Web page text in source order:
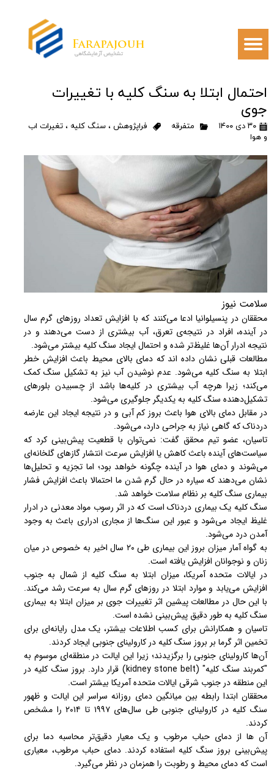
احتمال ابتلا به سنگ کلیه با تغییرات
جوی
۳۰ دی ۱۴۰۰ متفرقه فراپژوهش ،سنگ کلیه ،تغیرات اب
و هوا
سلامت نیوز
محققان در پنسیلوانیا ادعا می‌کنند که با افزایش تعداد روزهای گرم سال
در آینده، افراد در نتیجه‌ی تعرق، آب بیشتری از دست می‌دهند و در
نتیجه ادرار آن‌ها غلیظ‌تر شده و احتمال ایجاد سنگ کلیه بیشتر می‌شود.
مطالعات قبلی نشان داده اند که دمای بالای محیط باعث افزایش خطر
ابتلا به سنگ کلیه می‌شود. عدم نوشیدن آب نیز به تشکیل سنگ کمک
می‌کند؛ زیرا هرچه آب بیشتری در کلیه‌ها باشد از چسبیدن بلورهای
تشکیل‌دهنده سنگ کلیه به یکدیگر جلوگیری می‌شود.
در مقابل دمای بالای هوا باعث بروز کم آبی و در نتیجه ایجاد این عارضه
دردناک که گاهی نیاز به جراحی دارد، می‌شود.
تاسیان، عضو تیم محقق گفت: نمی‌توان با قطعیت پیش‌بینی کرد که
سیاست‌های آینده باعث کاهش یا افزایش سرعت انتشار گازهای گلخانه‌ای
می‌شوند و دمای هوا در آینده چگونه خواهد بود؛ اما تجزیه و تحلیل‌ها
نشان می‌دهند که سیاره در حال گرم شدن ما احتمالا باعث افزایش فشار
بیماری سنگ کلیه بر نظام سلامت خواهد شد.
سنگ کلیه یک بیماری دردناک است که در اثر رسوب مواد معدنی در ادرار
غلیظ ایجاد می‌شود و عبور این سنگ‌ها از مجاری ادراری باعث به وجود
آمدن درد می‌شود.
به گواه آمار میزان بروز این بیماری طی ۲۰ سال اخیر به خصوص در میان
زنان و نوجوانان افزایش یافته است.
در ایالات متحده آمریکا، میزان ابتلا به سنگ کلیه از شمال به جنوب
افزایش می‌یابد و موارد ابتلا در روزهای گرم سال به سرعت رشد می‌کند.
با این حال در مطالعات پیشین اثر تغییرات جوی بر میزان ابتلا به بیماری
سنگ کلیه به طور دقیق پیش‌بینی نشده است.
تاسیان و همکارانش برای کسب اطلاعات بیشتر، یک مدل رایانه‌ای برای
تخمین اثر گرما بر بروز سنگ کلیه در کارولینای جنوبی ایجاد کردند.
آن‌ها کارولینای جنوبی را برگزیدند؛ زیرا این ایالت در منطقه‌ای موسوم به
"کمربند سنگ کلیه" (kidney stone belt) قرار دارد. بروز سنگ کلیه در
این منطقه در جنوب شرقی ایالات متحده آمریکا بیشتر است.
محققان ابتدا رابطه بین میانگین دمای روزانه سراسر این ایالت و ظهور
سنگ کلیه در کارولینای جنوبی طی سال‌های ۱۹۹۷ تا ۲۰۱۴ را مشخص
کردند.
آن ها از دمای حباب مرطوب و یک معیار دقیق‌تر محاسبه دما برای
پیش‌بینی بروز سنگ کلیه استفاده کردند. دمای حباب مرطوب، معیاری
است که دمای محیط و رطوبت را همزمان در نظر می‌گیرد.